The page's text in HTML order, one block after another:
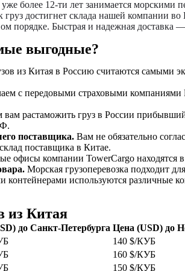
более 12-ти лет занимается
достигнет склада нашей компании
порядке. Быстрая и надежная
выгодные?
из Китая в Россию считаются самыми
с передовыми страховыми
растаможить груз в России
поставщика. Вам не обязательно
поставщика в Китае.
офисы компании TowerCargo находятся
Морская грузоперевозка подходит
контейнерами используются различные
из Китая
до Санкт-Петербурга Цена (USD) до
140 $/КУБ
160 $/КУБ
150 $/КУБ